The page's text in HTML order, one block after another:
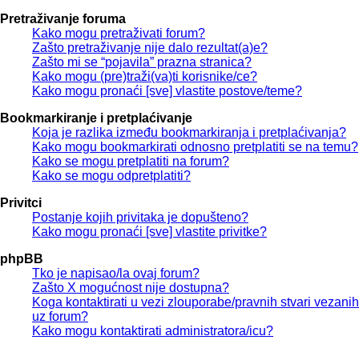
Pretraživanje foruma
Kako mogu pretraživati forum?
Zašto pretraživanje nije dalo rezultat(a)e?
Zašto mi se “pojavila” prazna stranica?
Kako mogu (pre)traži(va)ti korisnike/ce?
Kako mogu pronaći [sve] vlastite postove/teme?
Bookmarkiranje i pretplaćivanje
Koja je razlika između bookmarkiranja i pretplaćivanja?
Kako mogu bookmarkirati odnosno pretplatiti se na temu?
Kako se mogu pretplatiti na forum?
Kako se mogu odpretplatiti?
Privitci
Postanje kojih privitaka je dopušteno?
Kako mogu pronaći [sve] vlastite privitke?
phpBB
Tko je napisao/la ovaj forum?
Zašto X mogućnost nije dostupna?
Koga kontaktirati u vezi zlouporabe/pravnih stvari vezanih
uz forum?
Kako mogu kontaktirati administratora/icu?